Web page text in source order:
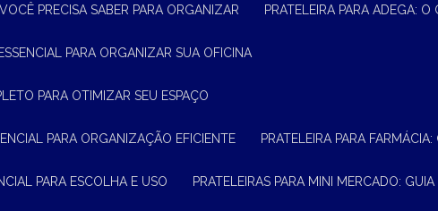
PRECISA SABER PARA ORGANIZAR PRATELEIRA PARA ADEGA:
PARA ORGANIZAR SUA OFICINA
PARA OTIMIZAR SEU ESPAÇO
PARA ORGANIZAÇÃO EFICIENTE PRATELEIRA PARA
PARA ESCOLHA E USO PRATELEIRAS PARA MINI MERCADO: